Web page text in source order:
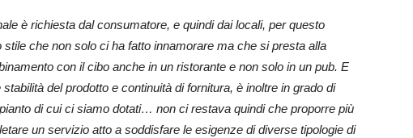
è richiesta dal consumatore, e quindi dai locali, per questo
che non solo ci ha fatto innamorare ma che si presta alla
con il cibo anche in un ristorante e non solo in un pub. E
del prodotto e continuità di fornitura, è inoltre in grado di
di cui ci siamo dotati… non ci restava quindi che proporre più
un servizio atto a soddisfare le esigenze di diverse tipologie di